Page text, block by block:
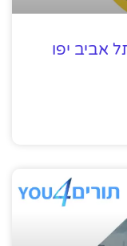
אביב יפו